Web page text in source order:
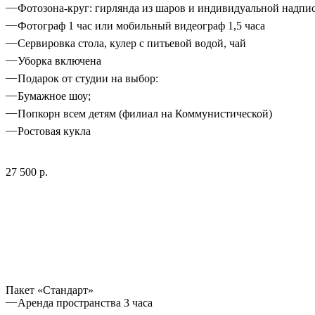
Фотозона-круг: гирлянда из шаров и индивидуальной
Фотограф 1 час или мобильный видеограф 1,5 часа
Сервировка стола, кулер с питьевой водой, чай
Уборка включена
Подарок от студии на выбор:
Бумажное шоу;
Попкорн всем детям (филиал на Коммунистической)
Ростовая кукла
27 500 р.
Пакет «Стандарт»
Аренда пространства 3 часа